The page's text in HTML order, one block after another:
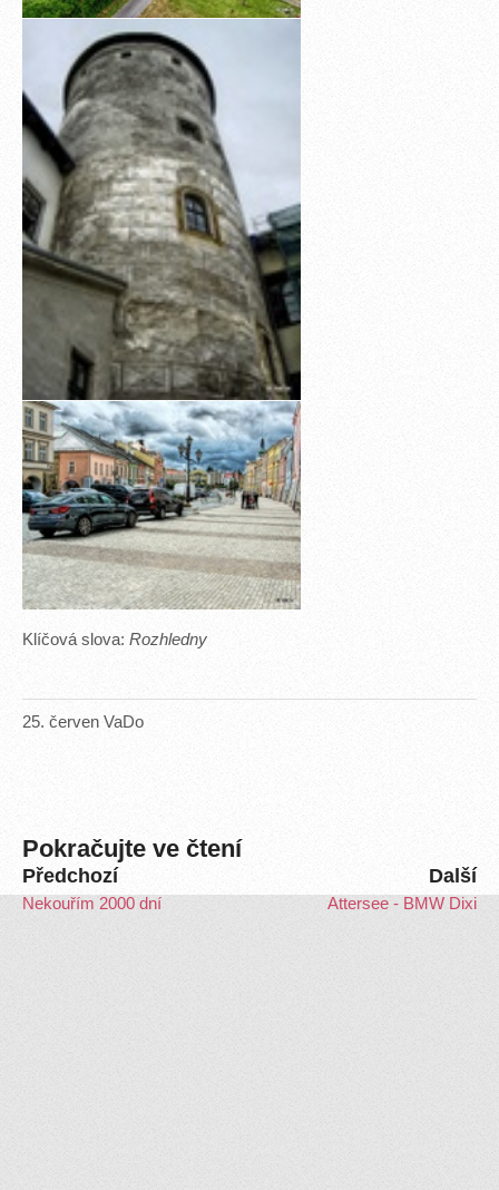
25. červen VaDo
Klíčová slova: Rozhledny
Pokračujte ve čtení
Další
Attersee - BMW Dixi
Předchozí
Nekouřím 2000 dní